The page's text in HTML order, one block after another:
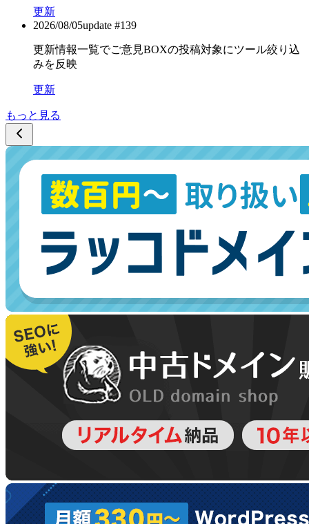
更新
2026/08/05update #139
更新情報一覧でご意見BOXの投稿対象にツール絞り込
みを反映
更新
もっと見る